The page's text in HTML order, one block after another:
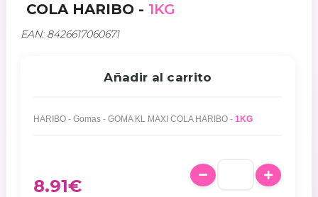
COLA HARIBO - 1KG
EAN: 8426617060671
Añadir al carrito
HARIBO - Gomas - GOMA KL MAXI COLA HARIBO - 1KG
8.91€